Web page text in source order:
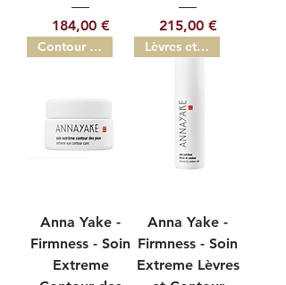
Prix
184,00 €
Prix
215,00 €
Contour des Yeux
Anna Yake -
Firmness - Soin
Extreme
Lèvres et Contour
Anna Yake -
Firmness - Soin
Extreme Lèvres